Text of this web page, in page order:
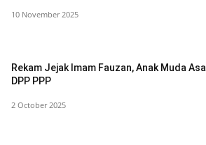
10 November 2025
Rekam Jejak Imam Fauzan, Anak Muda
DPP PPP
2 October 2025